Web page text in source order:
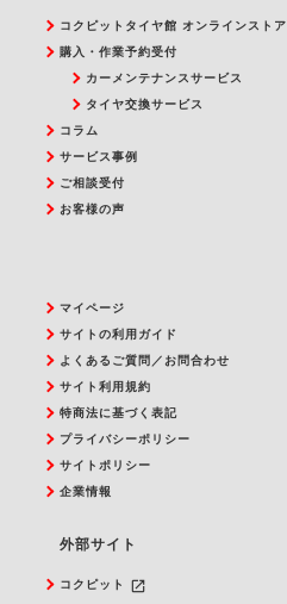
コクピットタイヤ館 オンラインストア
購入・作業予約受付
カーメンテナンスサービス
タイヤ交換サービス
コラム
サービス事例
ご相談受付
お客様の声
マイページ
サイトの利用ガイド
よくあるご質問／お問合わせ
サイト利用規約
特商法に基づく表記
プライバシーポリシー
サイトポリシー
企業情報
外部サイト
コクピット
launch